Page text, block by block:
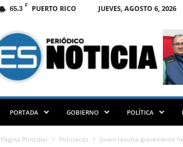
65.3 F PUERTO RICO JUEVES, AGOSTO 6, 2026
PORTADA GOBIERNO POLÍTICA
Página Principal Policiacas Joven resulta gravemente